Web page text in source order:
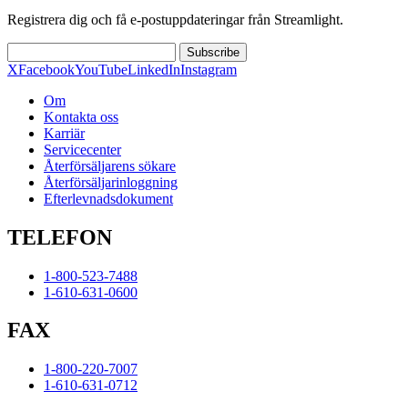
Registrera dig och få e-postuppdateringar från Streamlight.
Subscribe
XFacebookYouTubeLinkedInInstagram
Om
Kontakta oss
Karriär
Servicecenter
Återförsäljarens sökare
Återförsäljarinloggning
Efterlevnadsdokument
TELEFON
1-800-523-7488
1-610-631-0600
FAX
1-800-220-7007
1-610-631-0712